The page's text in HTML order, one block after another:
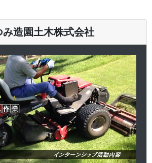
み造園土木株式会社